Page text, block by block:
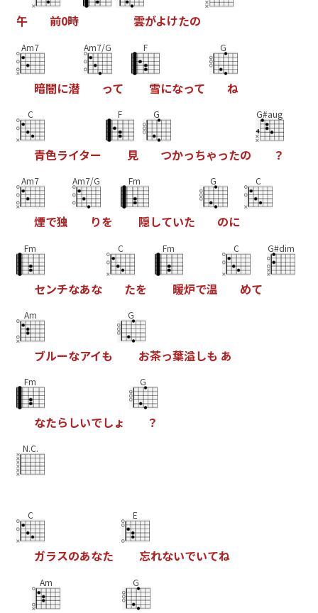
午 前0時 雲がよけたの
Am7
暗闇に潜
Am7/G
って
F
雪になって
G
ね
C
青色ライター
F
見
G
つかっちゃったの
G#aug
？
Am7
煙で独
Am7/G
りを
Fm
隠していた
G
のに
C
Fm
センチなあな
C
たを
Fm
暖炉で温
C
めて
G#dim
Am
ブルーなアイも
G
お茶っ葉溢しも あ
Fm
なたら しいでしょ
G
？
N.C.
C
ガラスのあなた
E
忘れないでいてね
Am G